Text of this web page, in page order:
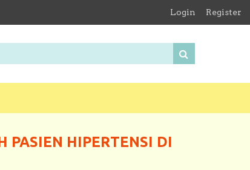
Login Register
PASIEN HIPERTENSI DI